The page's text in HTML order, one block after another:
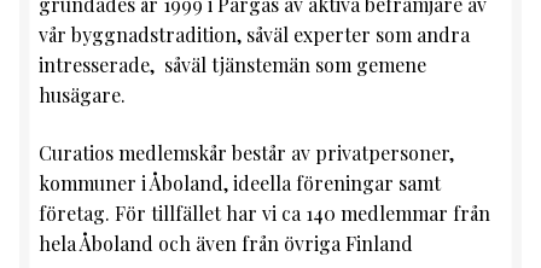
Styrelse
Kontakt
vår byggnadstradition, såväl experter som andra
intresserade, såväl tjänstemän som gemene
husägare.
Curatios medlemskår består av privatpersoner,
kommuner i Åboland, ideella föreningar samt
företag. För tillfället har vi ca 140 medlemmar från
hela Åboland och även från övriga Finland